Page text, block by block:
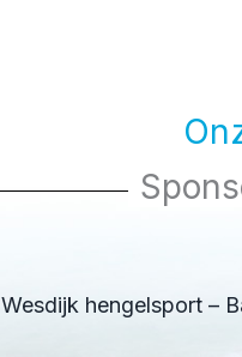
Wesdijk hengelsport –